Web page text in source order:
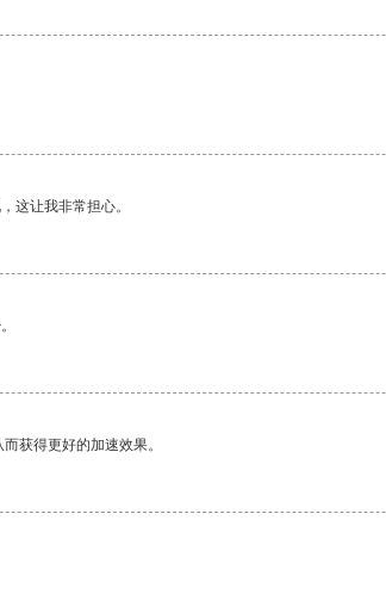
这让我非常担心。
获得更好的加速效果。